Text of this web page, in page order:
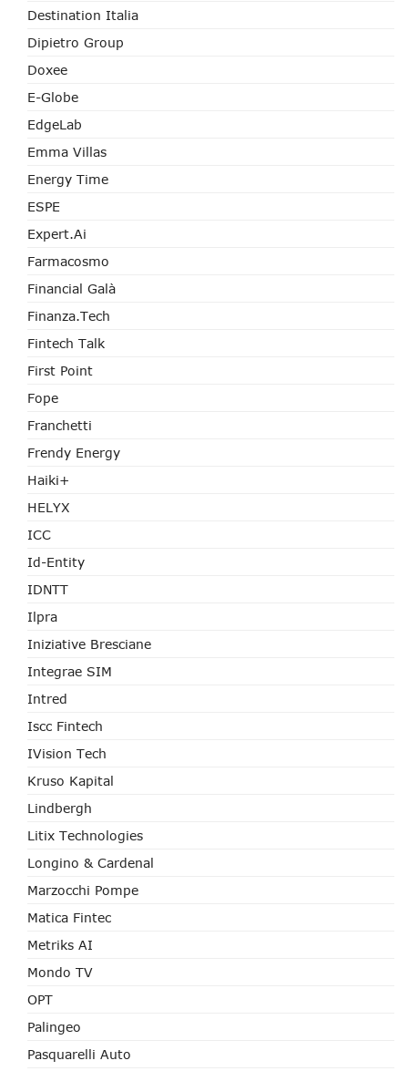
Destination Italia
Dipietro Group
Doxee
E-Globe
EdgeLab
Emma Villas
Energy Time
ESPE
Expert.ai
Farmacosmo
Financial Galà
Finanza.tech
Fintech Talk
First Point
Fope
Franchetti
Frendy Energy
Haiki+
HELYX
ICC
Id-Entity
IDNTT
Ilpra
Iniziative Bresciane
Integrae SIM
Intred
Iscc Fintech
IVision Tech
Kruso Kapital
Lindbergh
Litix Technologies
Longino & Cardenal
Marzocchi Pompe
Matica Fintec
Metriks AI
Mondo TV
OPT
Palingeo
Pasquarelli Auto